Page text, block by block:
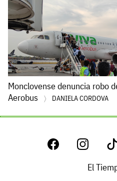
Monclovense denuncia robo
Aerobus
DANIELA CORDOVA
El